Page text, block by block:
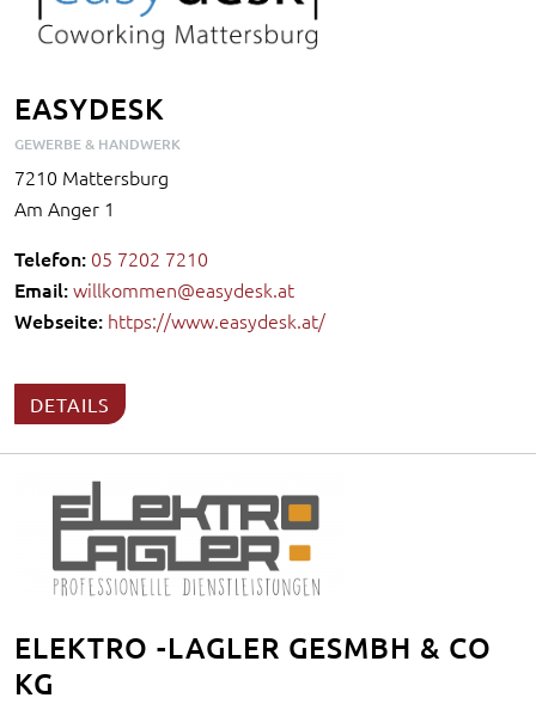
EASYDESK
GEWERBE & HANDWERK
7210 Mattersburg
Am Anger 1
Telefon: 05 7202 7210
Email:willkommen@easydesk.at
Webseite: https://www.easydesk.at/
DETAILS
ELEKTRO -LAGLER GESMBH & CO
KG